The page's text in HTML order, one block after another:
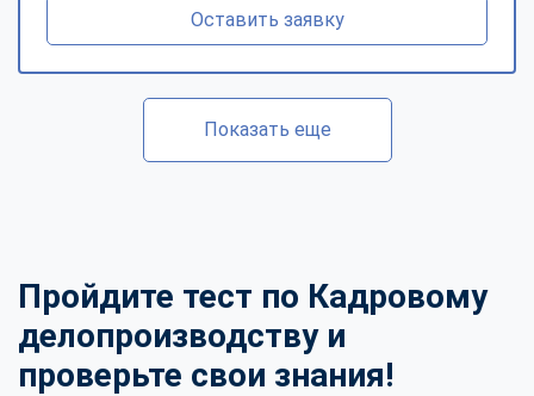
Оставить заявку
Показать еще
Пройдите тест по Кадровому
делопроизводству и
проверьте свои знания!